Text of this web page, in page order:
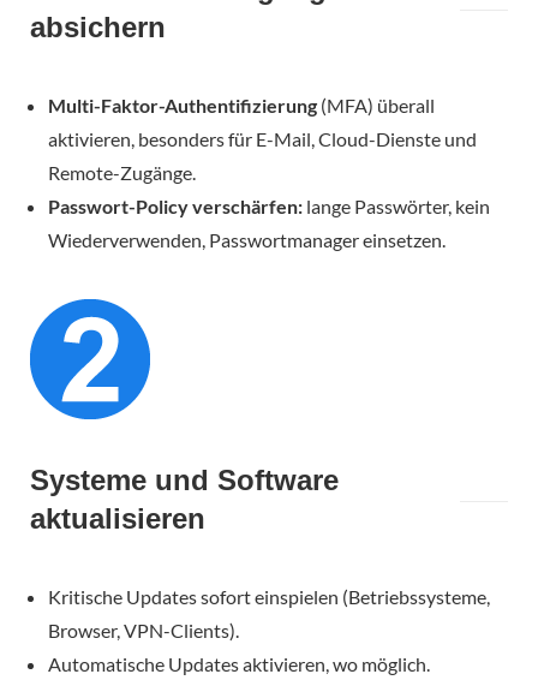
absichern
Multi-Faktor-Authentifizierung (MFA) überall
aktivieren, besonders für E-Mail, Cloud-Dienste und
Remote-Zugänge.
Passwort-Policy verschärfen: lange Passwörter, kein
Wiederverwenden, Passwortmanager einsetzen.
Systeme und Software
aktualisieren
Kritische Updates sofort einspielen (Betriebssysteme,
Browser, VPN-Clients).
Automatische Updates aktivieren, wo möglich.